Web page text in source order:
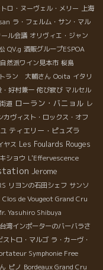
ロ・ヌーヴェル・メリー
上海
ラ・フェルム・サン・マル
ル会議 オリヴィエ・ジャン
QV.g 酒販グループESPOA
自然派ワイン見本市 桜島
ラン 大輔さん Ooita イタリ
好村兼一 侘び寂び マルセル
道 ローラン・バニョル レ
カヴィスト・ロックス・オフ
ティエリー・ピュズラ
ヤス Les Foulards Rouges
ショウ L'Effervescence
Jerome
リヨンの石田シェフ サンソ
Clos de Vougeot Grand Cru
Yasuhiro Shibuya
台湾インポーターのバーバラさ
ストロ・マルゴ ラ・カーヴ・
Symphonie Free
ピノ Bordeaux Grand Cru